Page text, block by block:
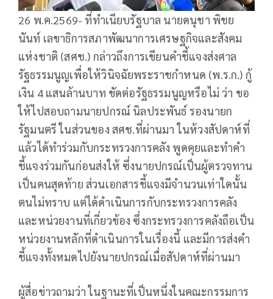
26 พ.ค.2569- ที่ทำเนียบรัฐบาล นายดนุชา พิชย
นันท์ เลขาธิการสภาพัฒนาการเศรษฐกิจและสังคม
แห่งชาติ (สศช.​) กล่าวถึงการเขียนคำชี้แจงส่งศาล
รัฐธรรมนูญเพื่อให้วินิจฉัยพระราชกำหนด (พ.ร.ก.) กู้
เงิน 4 แสนล้านบาท ขัดต่อรัฐธรรมนูญหรือไม่​ ว่า​ ขอ
ให้ไปสอบถามนายปกรณ์​ นิลประพันธ์​ รองนายก
รัฐมนตรี ในส่วนของ สศช.ที่ผ่านมา ในห้วงสัปดาห์ที่
แล้วได้ทำร่วมกับกระทรวงการคลัง พูดคุยและทำคำ
ชี้แจงร่วมกัน​ก่อนส่งให้ ซึ่งนายปกรณ์เป็นผู้ตรวจทาน
เป็นคนสุดท้าย ส่วนเอกสารชี้แจงมีจำนวนเท่าใดนั้น
ตนไม่ทราบ​ แต่ได้ดำเนินการกับกระทรวงการคลัง
และหน่วยงานที่เกี่ยวข้อง ซึ่งกระทรวงการคลังถือเป็น
หน่วยงานหลักที่ดำเนินการในเรื่องนี้​ และมีการส่งคำ
ชี้แจงทั้งหมดไปยังนายปกรณ์เมื่อสัปดาห์ที่ผ่านมา
ผู้สื่อข่าวถามว่า ในฐานะที่เป็นหนึ่งในคณะกรรมการ